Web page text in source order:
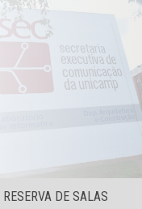
RESERVA DE SALAS